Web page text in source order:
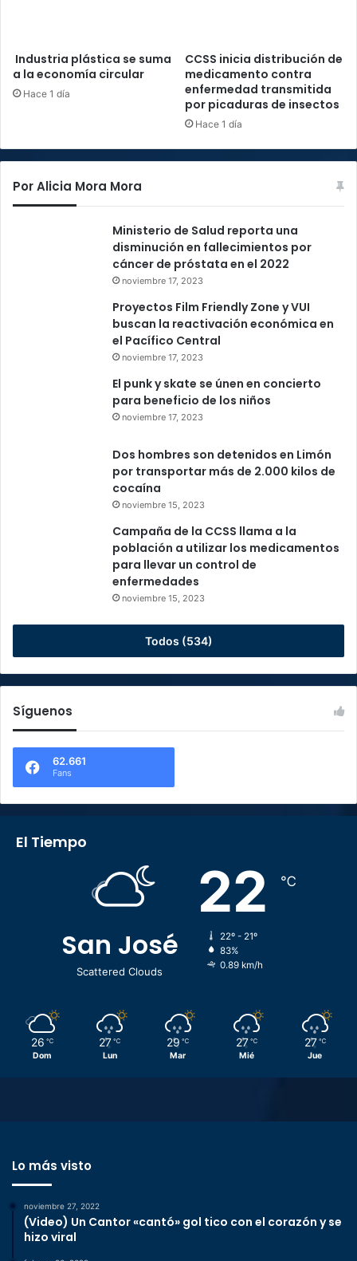
Industria plástica se suma
a la economía circular
Hace 1 día
CCSS inicia distribución de
medicamento contra
enfermedad transmitida
por picaduras de insectos
Hace 1 día
Por Alicia Mora Mora
Ministerio de Salud reporta una
disminución en fallecimientos por
cáncer de próstata en el 2022
noviembre 17, 2023
Proyectos Film Friendly Zone y VUI
buscan la reactivación económica en
el Pacífico Central
noviembre 17, 2023
El punk y skate se únen en concierto
para beneficio de los niños
noviembre 17, 2023
Dos hombres son detenidos en Limón
por transportar más de 2.000 kilos de
cocaína
noviembre 15, 2023
Campaña de la CCSS llama a la
población a utilizar los medicamentos
para llevar un control de
enfermedades
noviembre 15, 2023
Todos (534)
Síguenos
62.661
Fans
El Tiempo
San José
Scattered Clouds
22 ℃
22º - 21º
83%
0.89 km/h
26 ℃
Dom
27 ℃
Lun
29 ℃
Mar
27 ℃
Mié
27 ℃
Jue
Lo más visto
noviembre 27, 2022
(Video) Un Cantor «cantó» gol tico con el corazón y se
hizo viral